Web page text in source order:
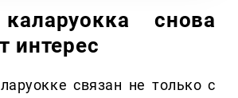
снова
интерес
связан не только с